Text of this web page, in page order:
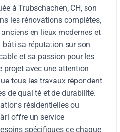
à Trubschachen, CH, son
les rénovations complètes,
en lieux modernes et
sa réputation sur son
et sa passion pour les
projet avec une attention
tous les travaux répondent
de qualité et de durabilité.
résidentielles ou
offre un service
spécifiques de chaque